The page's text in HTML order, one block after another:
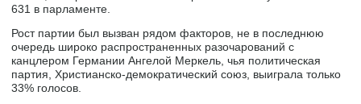
631 в парламенте.
Рост партии был вызван рядом факторов, не в последнюю
очередь широко распространенных разочарований с
канцлером Германии Ангелой Меркель, чья политическая
партия, Христианско-демократический союз, выиграла только
33% голосов.